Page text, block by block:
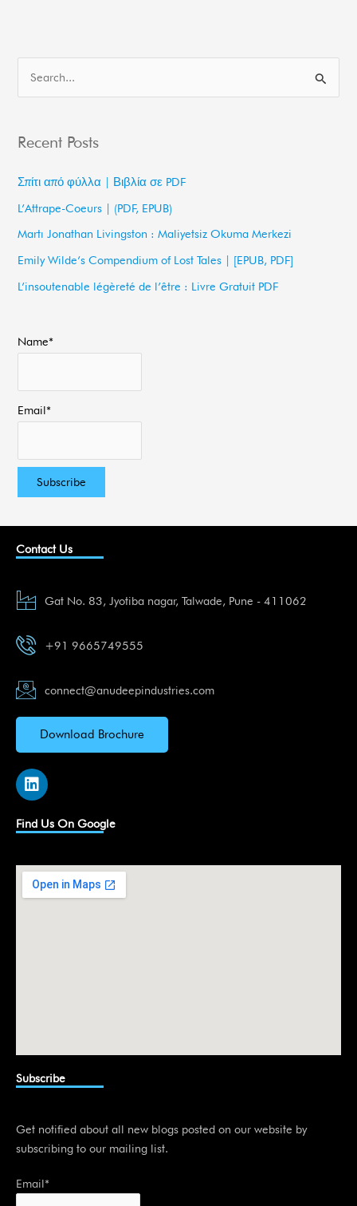
r
r
:
Recent Posts
Σπίτι από φύλλα | Βιβλία σε PDF
L’Attrape-Coeurs | (PDF, EPUB)
Martı Jonathan Livingston : Maliyetsiz Okuma Merkezi
Emily Wilde’s Compendium of Lost Tales | [EPUB, PDF]
L’insoutenable légèreté de l’être : Livre Gratuit PDF
Name*
Email*
Contact Us
Gat No. 83, Jyotiba nagar, Talwade, Pune - 411062
+91 9665749555
connect@anudeepindustries.com
Download Brochure
L
i
k
e
i
n
Find Us On Google
Subscribe
Get notified about all new blogs posted on our website by
subscribing to our mailing list.
Email*